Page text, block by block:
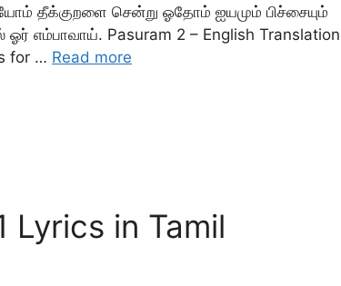
தீக்குறளை சென்று ஓதோம் ஐயமும் பிச்சையும்
எம்பாவாய். Pasuram 2 – English Translation
for … Read more
Lyrics in Tamil